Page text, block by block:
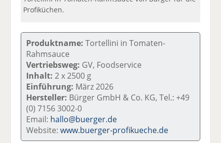
Profiküchen.
Produktname: Tortellini in Tomaten-
Rahmsauce
Vertriebsweg: GV, Foodservice
Inhalt: 2 x 2500 g
Einführung: März 2026
Hersteller: Bürger GmbH & Co. KG, Tel.: +49
(0) 7156 3002-0
Email: hallo@buerger.de
Website:www.buerger-profikueche.de